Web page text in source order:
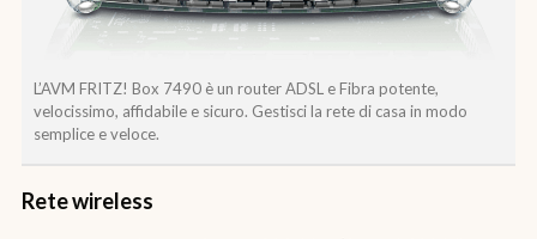
L’AVM FRITZ! Box 7490 è un router ADSL e Fibra potente,
velocissimo, affidabile e sicuro. Gestisci la rete di casa in modo
semplice e veloce.
Rete wireless